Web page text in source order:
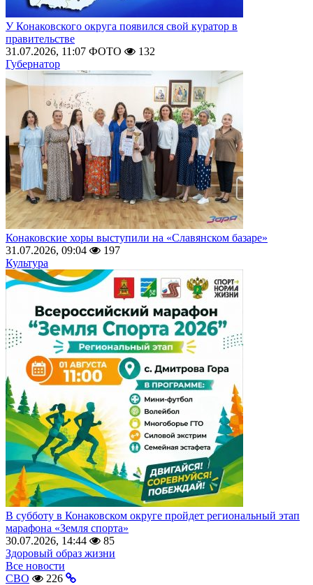
У Конаковского округа появился свой куратор в
правительстве
31.07.2026, 11:07 ФОТО
132
Губернатор
Конаковские хоры выступили на «Славянском базаре»
31.07.2026, 09:04
197
Культура
В субботу в Конаковском округе пройдет региональный этап
марафона «Земля спорта»
30.07.2026, 14:44
85
Здоровый образ жизни
Все новости
СВО
226